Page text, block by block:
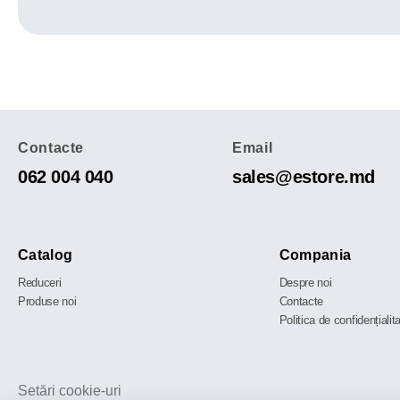
Contacte
062 004 040
Email
sales@estore.md
Catalog
Reduceri
Produse noi
Compania
Despre noi
Contacte
Politica de
Setări cookie-uri